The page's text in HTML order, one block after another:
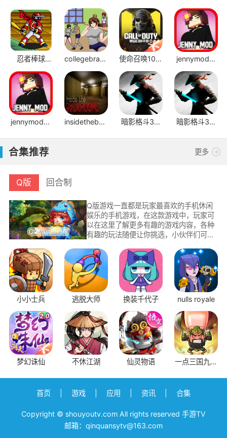
忍者棒球
v2.1.1
collegebrawl
手机版
使命召唤10幽
灵
jennymod模
组JAVA版
jennymod模
insidethebackrooms暗影格斗3国
暗影格斗3官
合集推荐 更多
Q版 回合制
Q版游戏一直都是玩家最喜欢的手机休闲
娱乐的手机游戏，在这款游戏中，玩家可
以在这里了解更多有趣的游戏内容，各种
有趣的玩法随便让你挑选，小伙伴们可以
戏，满足所有小伙伴的需求。
小小士兵 逃脱大师 换装千代子 nulls royale
梦幻诛仙 不休江湖 仙灵物语
一点三国九游
首页 游戏 应用 资讯 合集
Copyright © shouyoutv.com All rights reserved 手游TV
邮箱：qinquansytv@163.com